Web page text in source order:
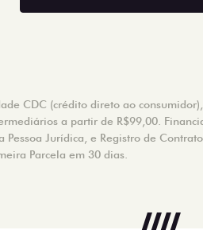
CDC (crédito direto ao
a partir de R$99,00.
Pessoa Jurídica, e Registro de
Parcela em 30 dias.